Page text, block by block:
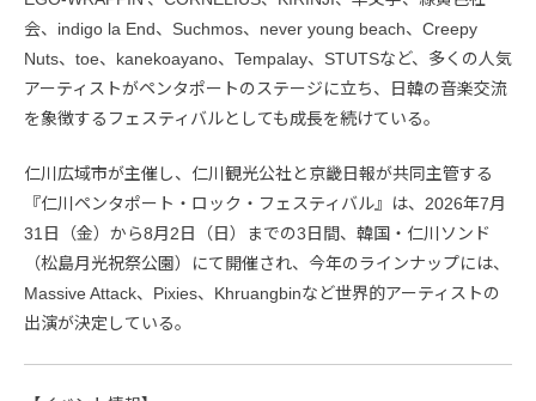
会、indigo la End、Suchmos、never young beach、Creepy
Nuts、toe、kanekoayano、Tempalay、STUTSなど、多くの人気
アーティストがペンタポートのステージに立ち、日韓の音楽交流
を象徴するフェスティバルとしても成長を続けている。
仁川広域市が主催し、仁川観光公社と京畿日報が共同主管する
『仁川ペンタポート・ロック・フェスティバル』は、2026年7月
31日（金）から8月2日（日）までの3日間、韓国・仁川ソンド
（松島月光祝祭公園）にて開催され、今年のラインナップには、
Massive Attack、Pixies、Khruangbinなど世界的アーティストの
出演が決定している。